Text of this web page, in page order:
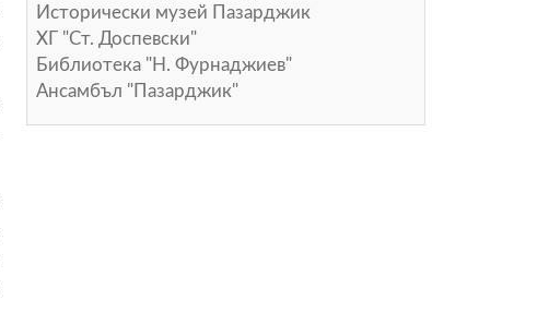
Исторически музей Пазарджик
ХГ "Ст. Доспевски"
Библиотека "Н. Фурнаджиев"
Ансамбъл "Пазарджик"